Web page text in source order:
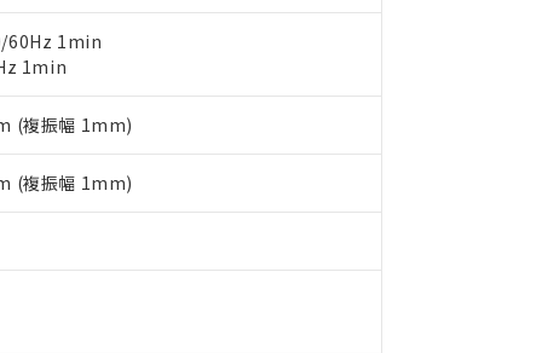
60Hz 1min
1min
(複振幅 1mm)
(複振幅 1mm)
ます。
（当社基準）
点で非含有を証明するもので、過去に遡って非含有を証明するも
タル酸エステル類４物質の対応では、対応完了までの期間は出
欄に対応日を記載しておりました。
への在庫切替を完了していることから、特段のことがない限り、
。